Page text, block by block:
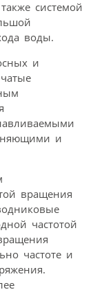
системой
воды.
и
и
вращения
частотой
частоте и